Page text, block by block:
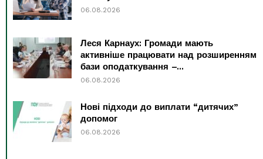
06.08.2026
Леся Карнаух: Громади мають
активніше працювати над розширенням
бази оподаткування –...
06.08.2026
Нові підходи до виплати “дитячих”
допомог
06.08.2026